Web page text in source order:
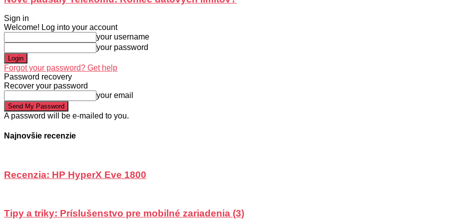
Sign in
Welcome! Log into your account
your username
your password
Forgot your password? Get help
Password recovery
Recover your password
your email
A password will be e-mailed to you.
Najnovšie recenzie
Recenzia: HP HyperX Eve 1800
Tipy a triky: Príslušenstvo pre mobilné zariadenia (3)